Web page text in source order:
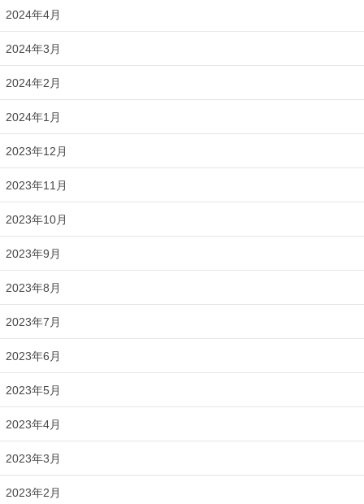
2024年4月
2024年3月
2024年2月
2024年1月
2023年12月
2023年11月
2023年10月
2023年9月
2023年8月
2023年7月
2023年6月
2023年5月
2023年4月
2023年3月
2023年2月